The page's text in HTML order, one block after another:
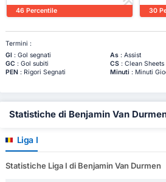
46 Percentile
30
Termini :
Gl : Gol segnati As: Assist
GC : Gol subiti CS: Clean Sheets
PEN : Rigori Segnati Minuti : Minuti
Statistiche di Benjamin Van
Liga I
Statistiche Liga I di Benjamin Van Durmen